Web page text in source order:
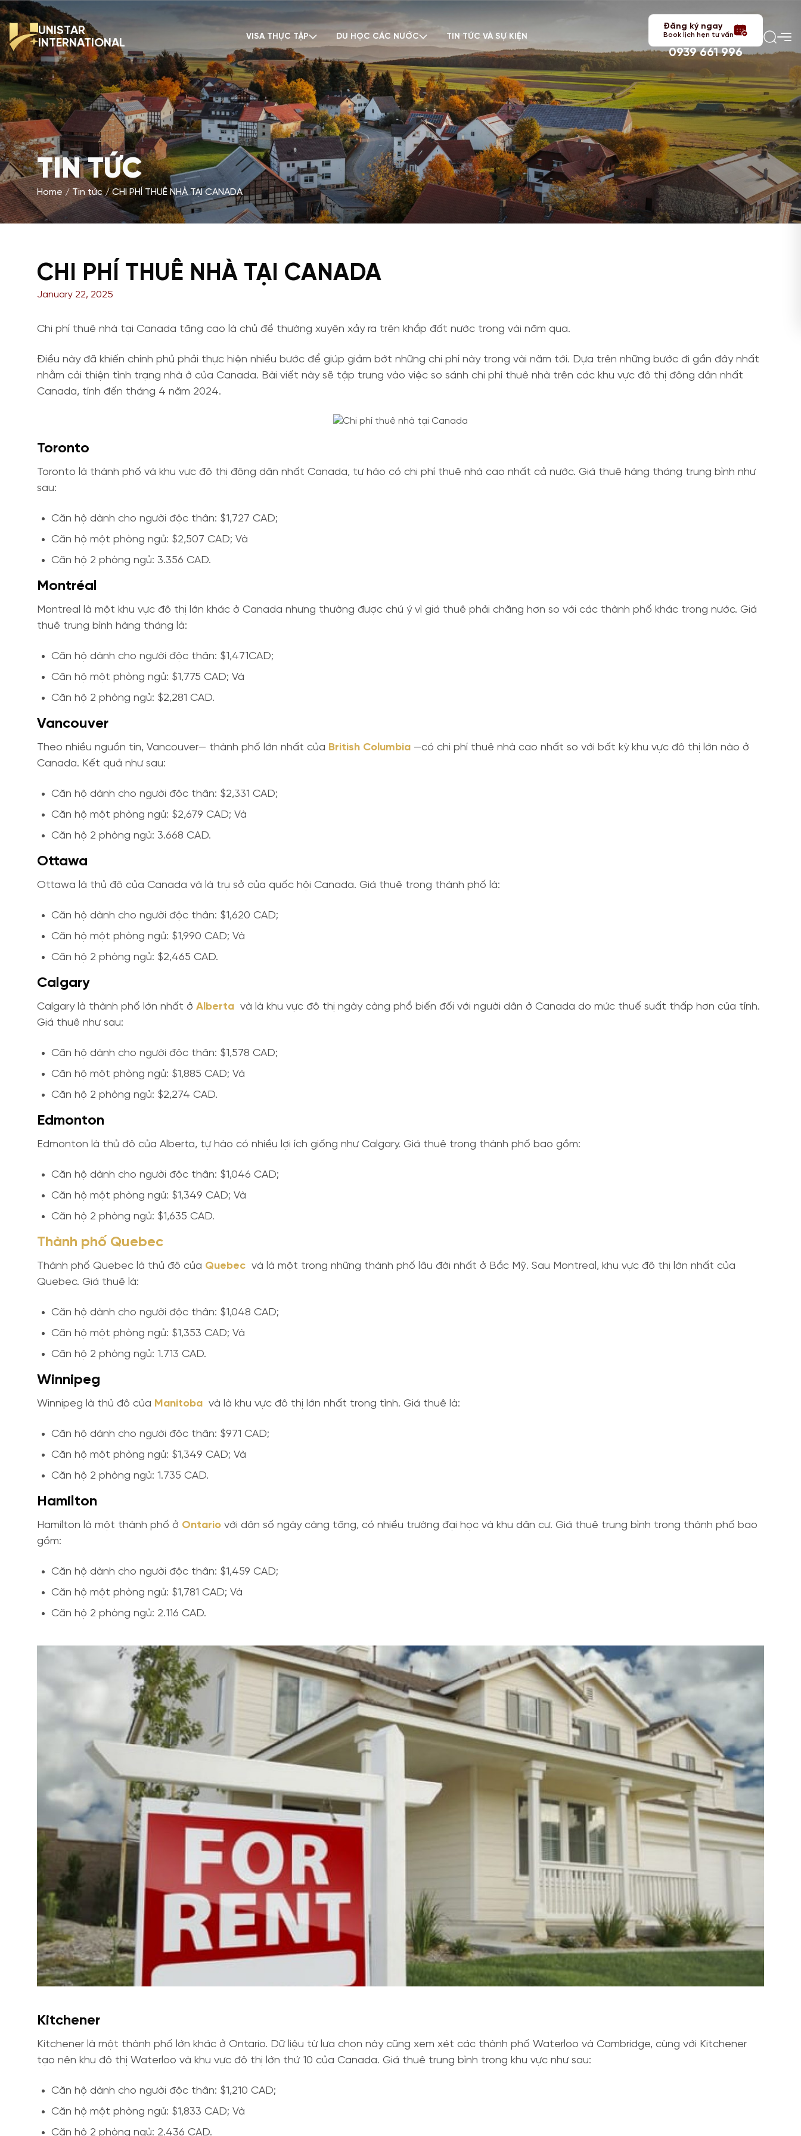
UNISTAR
INTERNATIONAL
VISA THỰC TẬP DU HỌC CÁC NƯỚC TIN TỨC VÀ SỰ KIỆN
Đăng ký ngay
Book lịch hẹn tư vấn
0939 661 996
TIN TỨC
Home Tin tức CHI PHÍ THUÊ NHÀ TẠI CANADA
CHI PHÍ THUÊ NHÀ TẠI CANADA
January 22, 2025
Chi phí thuê nhà tại Canada tăng cao là chủ đề thường xuyên xảy ra trên khắp đất nước trong vài năm qua.
Điều này đã khiến chính phủ phải thực hiện nhiều bước để giúp giảm bớt những chi phí này trong vài năm tới. Dựa trên những bước đi gần đây nhất
nhằm cải thiện tình trạng nhà ở của Canada. Bài viết này sẽ tập trung vào việc so sánh chi phí thuê nhà trên các khu vực đô thị đông dân nhất
Canada, tính đến tháng 4 năm 2024.
Toronto
Toronto là thành phố và khu vực đô thị đông dân nhất Canada, tự hào có chi phí thuê nhà cao nhất cả nước. Giá thuê hàng tháng trung bình như
sau:
Căn hộ dành cho người độc thân: $1,727 CAD;
Căn hộ một phòng ngủ: $2,507 CAD; Và
Căn hộ 2 phòng ngủ: 3.356 CAD.
Montréal
Montreal là một khu vực đô thị lớn khác ở Canada nhưng thường được chú ý vì giá thuê phải chăng hơn so với các thành phố khác trong nước. Giá
thuê trung bình hàng tháng là:
Căn hộ dành cho người độc thân: $1,471CAD;
Căn hộ một phòng ngủ: $1,775 CAD; Và
Căn hộ 2 phòng ngủ: $2,281 CAD.
Vancouver
Theo nhiều nguồn tin, Vancouver— thành phố lớn nhất của British Columbia —có chi phí thuê nhà cao nhất so với bất kỳ khu vực đô thị lớn nào ở
Canada. Kết quả như sau:
Căn hộ dành cho người độc thân: $2,331 CAD;
Căn hộ một phòng ngủ: $2,679 CAD; Và
Căn hộ 2 phòng ngủ: 3.668 CAD.
Ottawa
Ottawa là thủ đô của Canada và là trụ sở của quốc hội Canada. Giá thuê trong thành phố là:
Căn hộ dành cho người độc thân: $1,620 CAD;
Căn hộ một phòng ngủ: $1,990 CAD; Và
Căn hộ 2 phòng ngủ: $2,465 CAD.
Calgary
Calgary là thành phố lớn nhất ở Alberta và là khu vực đô thị ngày càng phổ biến đối với người dân ở Canada do mức thuế suất thấp hơn của tỉnh.
Giá thuê như sau:
Căn hộ dành cho người độc thân: $1,578 CAD;
Căn hộ một phòng ngủ: $1,885 CAD; Và
Căn hộ 2 phòng ngủ: $2,274 CAD.
Edmonton
Edmonton là thủ đô của Alberta, tự hào có nhiều lợi ích giống như Calgary. Giá thuê trong thành phố bao gồm:
Căn hộ dành cho người độc thân: $1,046 CAD;
Căn hộ một phòng ngủ: $1,349 CAD; Và
Căn hộ 2 phòng ngủ: $1,635 CAD.
Thành phố Quebec
Thành phố Quebec là thủ đô của Quebec và là một trong những thành phố lâu đời nhất ở Bắc Mỹ. Sau Montreal, khu vực đô thị lớn nhất của
Quebec. Giá thuê là:
Căn hộ dành cho người độc thân: $1,048 CAD;
Căn hộ một phòng ngủ: $1,353 CAD; Và
Căn hộ 2 phòng ngủ: 1.713 CAD.
Winnipeg
Winnipeg là thủ đô của Manitoba và là khu vực đô thị lớn nhất trong tỉnh. Giá thuê là:
Căn hộ dành cho người độc thân: $971 CAD;
Căn hộ một phòng ngủ: $1,349 CAD; Và
Căn hộ 2 phòng ngủ: 1.735 CAD.
Hamilton
Hamilton là một thành phố ở Ontario với dân số ngày càng tăng, có nhiều trường đại học và khu dân cư. Giá thuê trung bình trong thành phố bao
gồm:
Căn hộ dành cho người độc thân: $1,459 CAD;
Căn hộ một phòng ngủ: $1,781 CAD; Và
Căn hộ 2 phòng ngủ: 2.116 CAD.
Kitchener
Kitchener là một thành phố lớn khác ở Ontario. Dữ liệu từ lựa chọn này cũng xem xét các thành phố Waterloo và Cambridge, cùng với Kitchener
tạo nên khu đô thị Waterloo và khu vực đô thị lớn thứ 10 của Canada. Giá thuê trung bình trong khu vực như sau:
Căn hộ dành cho người độc thân: $1,210 CAD;
Căn hộ một phòng ngủ: $1,833 CAD; Và
Căn hộ 2 phòng ngủ: 2.436 CAD.